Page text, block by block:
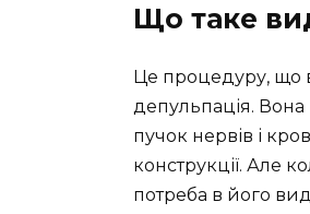
Що таке
Це процедуру, що
депульпація. Вона
пучок нервів і
конструкції. Але
потреба в його